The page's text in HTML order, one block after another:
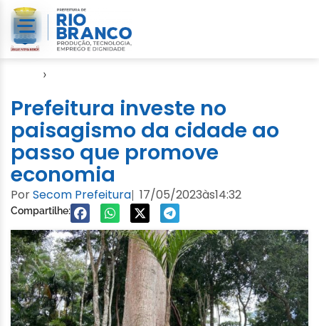
›
Prefeitura investe no
paisagismo da cidade ao
passo que promove
economia
PorSecom Prefeitura| 17/05/2023às14:32
Compartilhe: